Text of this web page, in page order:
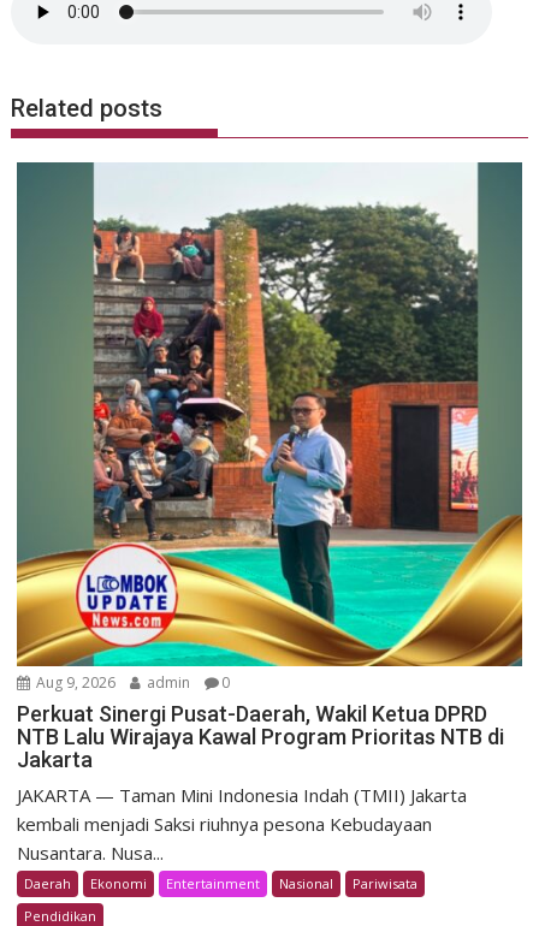
Related posts
Aug 9, 2026 admin 0
Perkuat Sinergi Pusat-Daerah, Wakil Ketua DPRD
NTB Lalu Wirajaya Kawal Program Prioritas NTB di
Jakarta
JAKARTA — Taman Mini Indonesia Indah (TMII) Jakarta
kembali menjadi Saksi riuhnya pesona Kebudayaan
Nusantara. Nusa...
Daerah Ekonomi Entertainment Nasional
Pariwisata
Pendidikan